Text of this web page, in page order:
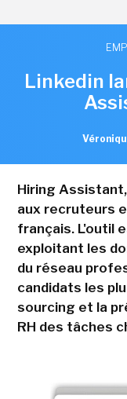
Linkedin
Hiring
aux recruteurs
français. L'outil
exploitant les
du réseau
candidats les
sourcing et la
RH des tâches